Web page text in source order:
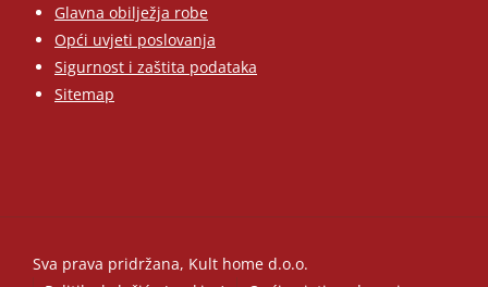
Glavna obilježja robe
Opći uvjeti poslovanja
Sigurnost i zaštita podataka
Sitemap
Sva prava pridržana, Kult home d.o.o.